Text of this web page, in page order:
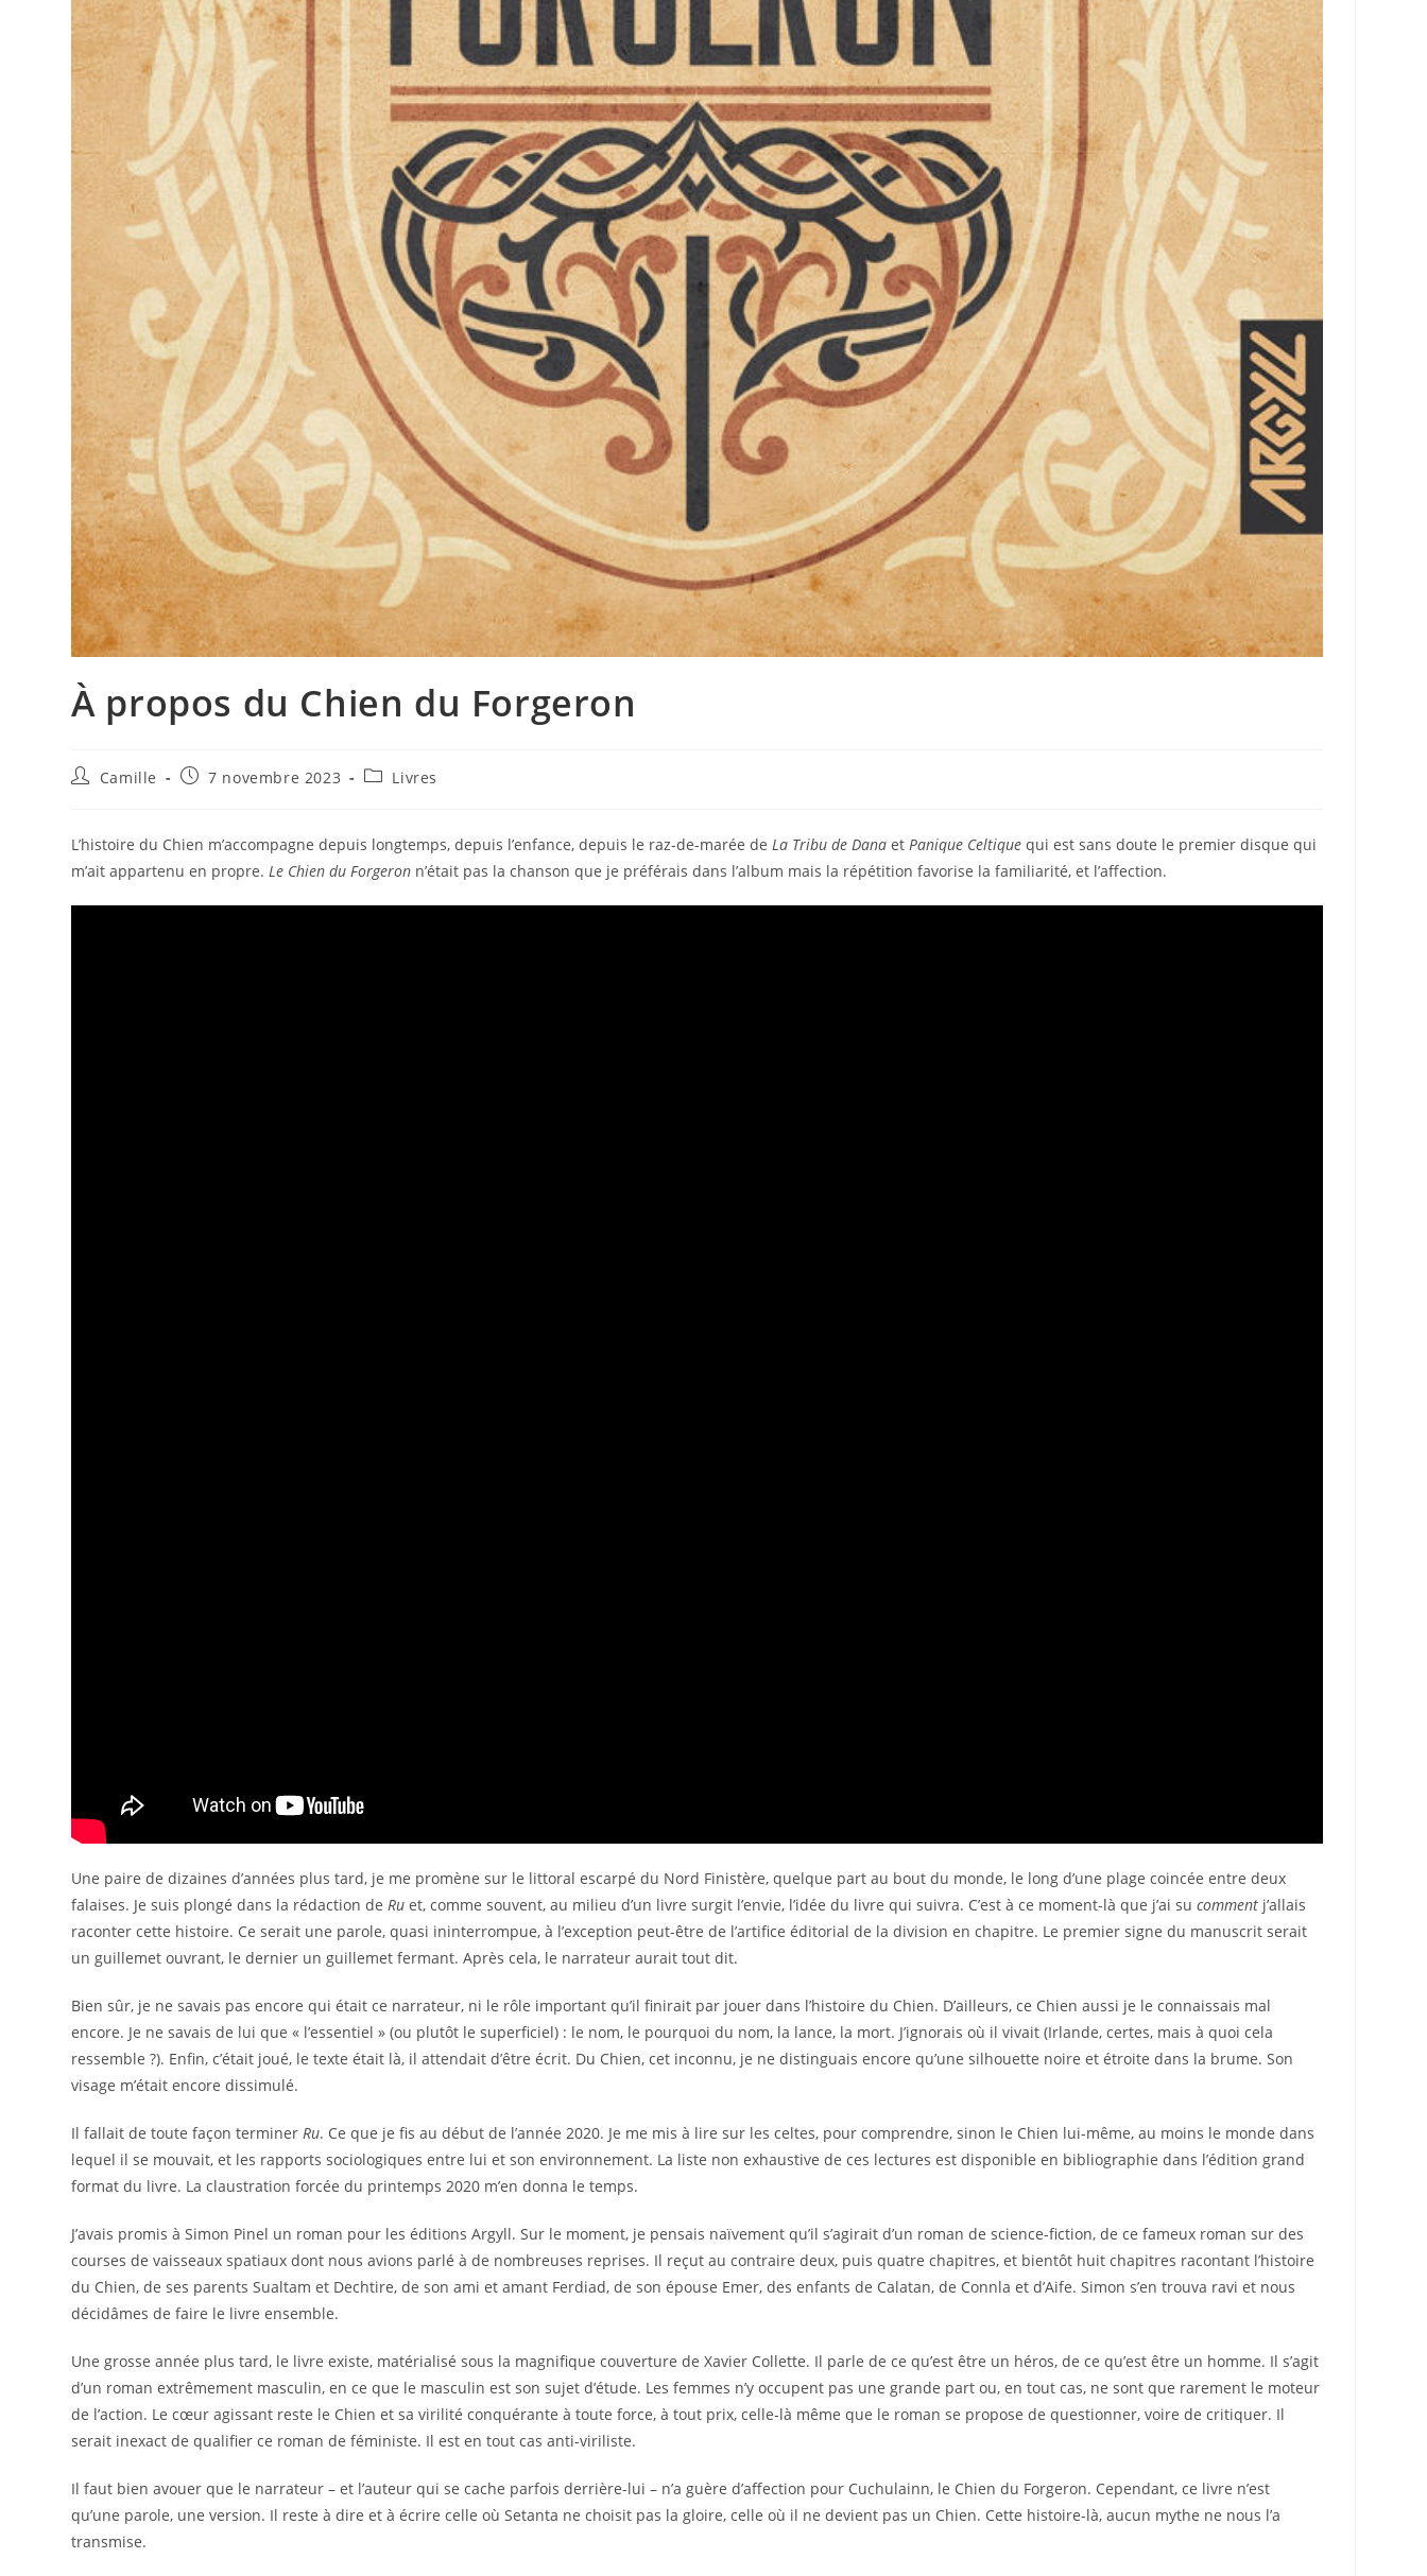
À propos du Chien du Forgeron
Camille 7 novembre 2023 Livres
L’histoire du Chien m’accompagne depuis longtemps, depuis l’enfance, depuis le raz-de-marée de La Tribu de Dana et Panique Celtique qui est sans doute le premier disque qui
m’ait appartenu en propre. Le Chien du Forgeron n’était pas la chanson que je préférais dans l’album mais la répétition favorise la familiarité, et l’affection.
Une paire de dizaines d’années plus tard, je me promène sur le littoral escarpé du Nord Finistère, quelque part au bout du monde, le long d’une plage coincée entre deux
falaises. Je suis plongé dans la rédaction de Ru et, comme souvent, au milieu d’un livre surgit l’envie, l’idée du livre qui suivra. C’est à ce moment-là que j’ai sucomment j’allais
raconter cette histoire. Ce serait une parole, quasi ininterrompue, à l’exception peut-être de l’artifice éditorial de la division en chapitre. Le premier signe du manuscrit serait
un guillemet ouvrant, le dernier un guillemet fermant. Après cela, le narrateur aurait tout dit.
Bien sûr, je ne savais pas encore qui était ce narrateur, ni le rôle important qu’il finirait par jouer dans l’histoire du Chien. D’ailleurs, ce Chien aussi je le connaissais mal
encore. Je ne savais de lui que « l’essentiel » (ou plutôt le superficiel) : le nom, le pourquoi du nom, la lance, la mort. J’ignorais où il vivait (Irlande, certes, mais à quoi cela
ressemble ?). Enfin, c’était joué, le texte était là, il attendait d’être écrit. Du Chien, cet inconnu, je ne distinguais encore qu’une silhouette noire et étroite dans la brume. Son
visage m’était encore dissimulé.
Il fallait de toute façon terminer Ru. Ce que je fis au début de l’année 2020. Je me mis à lire sur les celtes, pour comprendre, sinon le Chien lui-même, au moins le monde dans
lequel il se mouvait, et les rapports sociologiques entre lui et son environnement. La liste non exhaustive de ces lectures est disponible en bibliographie dans l’édition grand
format du livre. La claustration forcée du printemps 2020 m’en donna le temps.
J’avais promis à Simon Pinel un roman pour les éditions Argyll. Sur le moment, je pensais naïvement qu’il s’agirait d’un roman de science-fiction, de ce fameux roman sur des
courses de vaisseaux spatiaux dont nous avions parlé à de nombreuses reprises. Il reçut au contraire deux, puis quatre chapitres, et bientôt huit chapitres racontant l’histoire
du Chien, de ses parents Sualtam et Dechtire, de son ami et amant Ferdiad, de son épouse Emer, des enfants de Calatan, de Connla et d’Aife. Simon s’en trouva ravi et nous
décidâmes de faire le livre ensemble.
Une grosse année plus tard, le livre existe, matérialisé sous la magnifique couverture de Xavier Collette. Il parle de ce qu’est être un héros, de ce qu’est être un homme. Il s’agit
d’un roman extrêmement masculin, en ce que le masculin est son sujet d’étude. Les femmes n’y occupent pas une grande part ou, en tout cas, ne sont que rarement le moteur
de l’action. Le cœur agissant reste le Chien et sa virilité conquérante à toute force, à tout prix, celle-là même que le roman se propose de questionner, voire de critiquer. Il
serait inexact de qualifier ce roman de féministe. Il est en tout cas anti-viriliste.
Il faut bien avouer que le narrateur – et l’auteur qui se cache parfois derrière-lui – n’a guère d’affection pour Cuchulainn, le Chien du Forgeron. Cependant, ce livre n’est
qu’une parole, une version. Il reste à dire et à écrire celle où Setanta ne choisit pas la gloire, celle où il ne devient pas un Chien. Cette histoire-là, aucun mythe ne nous l’a
transmise.